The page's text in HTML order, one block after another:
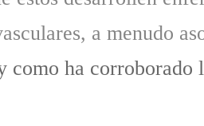
a menudo
como ha corroborado